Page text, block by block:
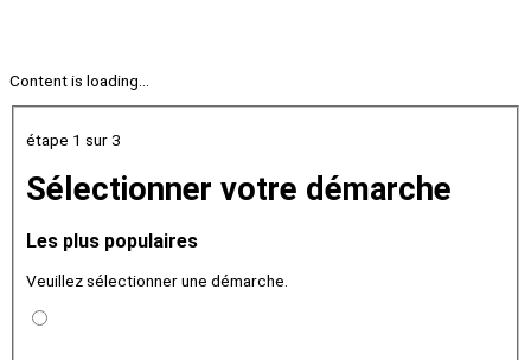
Content is loading...
étape 1 sur 3
Sélectionner votre démarche
Les plus populaires
Veuillez sélectionner une démarche.